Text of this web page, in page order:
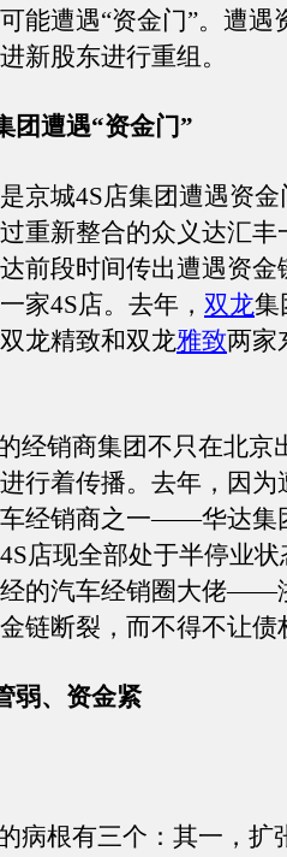
能遭遇“资金门”。遭遇
新股东进行重组。
遭遇“资金门”
城4S店集团遭遇资金
重新整合的众义达汇丰
前段时间传出遭遇资金
家4S店。去年， 双龙集
双龙精致和双龙雅致两家
销商集团不只在北京
行着传播。去年，因为
经销商之一——华达集
店现全部处于半停业
的汽车经销圈大佬——
链断裂，而不得不让债
、资金紧
根有三个：其一，扩